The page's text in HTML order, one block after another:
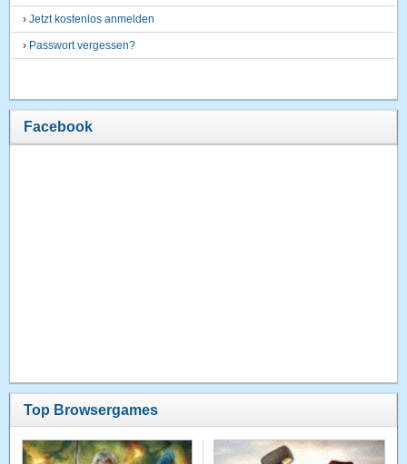
›Jetzt kostenlos anmelden
› Passwort vergessen?
Facebook
Top Browsergames